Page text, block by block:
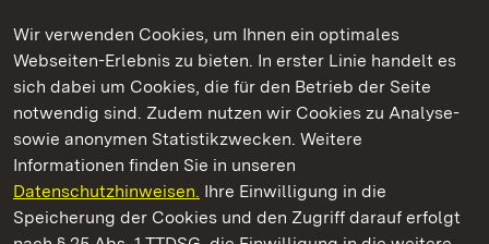
Wir verwenden Cookies, um Ihnen ein optimales
Webseiten-Erlebnis zu bieten. In erster Linie handelt es
sich dabei um Cookies, die für den Betrieb der Seite
notwendig sind. Zudem nutzen wir Cookies zu Analyse-
sowie anonymen Statistikzwecken. Weitere
Informationen finden Sie in unseren
Datenschutzhinweisen. Ihre Einwilligung in die
Speicherung der Cookies und den Zugriff darauf erfolgt
Kommen. Staunen. Genießen.
Neues Schloss Tettnang